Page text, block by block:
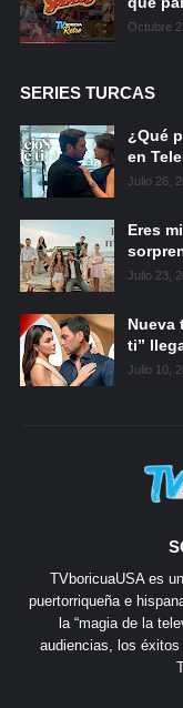
Octubre
SERIES TURCAS
¿Qué
en
Julio 26,
Eres
Julio 23,
Nueva
ti”
Julio 10,
TVboricuaUSA es
puertorriqueña e
la “magia de la
audiencias, los